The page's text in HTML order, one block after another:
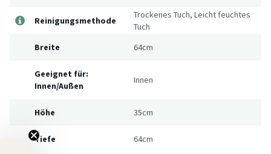
Reinigungsmethode
Trockenes Tuch, Leicht feuchtes
Tuch
Breite
64cm
Geeignet für:
Innen/Außen
Innen
Höhe 35cm
Tiefe 64cm